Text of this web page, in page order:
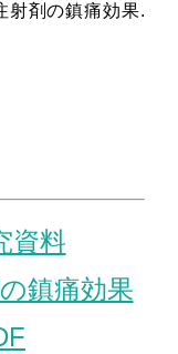
射剤の鎮痛効果.
資料
鎮痛効果